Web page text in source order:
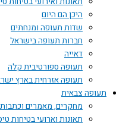
היכן הם היום
שדות תעופה ומנחתים
חברות תעופה בישראל
דאייה
תעופה ספורטיבית קלה
תעופה אזרחית בארץ ישראל
תעופה צבאית
מחקרים, מאמרים וכתבות
תאונות וארועי בטיחות טיסה